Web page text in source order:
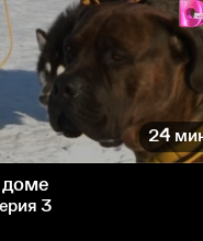
24
доме
3